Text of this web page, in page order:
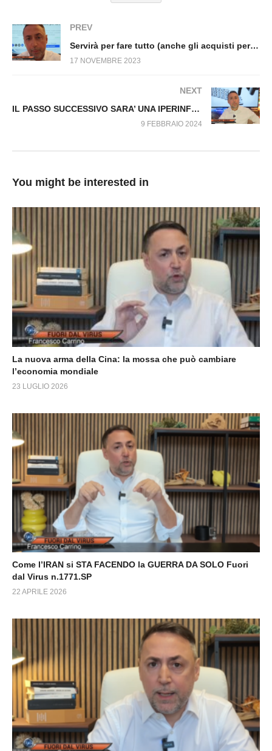
PREV
Servirà per fare tutto (anche gli acquisti personali). Tutto deciso sull’Identità digitale Europea. Fuori dal Virus n.845.SP
17 NOVEMBRE 2023
NEXT
IL PASSO SUCCESSIVO SARA’ UNA IPERINFLAZIONE Fuori dal Virus n.951.SP
9 FEBBRAIO 2024
You might be interested in
La nuova arma della Cina: la mossa che può cambiare
l’economia mondiale
23 LUGLIO 2026
Come l’IRAN si STA FACENDO la GUERRA DA SOLO Fuori
dal Virus n.1771.SP
22 APRILE 2026